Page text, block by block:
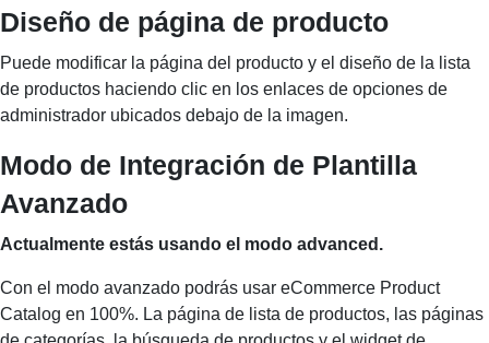
Diseño de página de producto
Puede modificar la página del producto y el diseño de la lista
de productos haciendo clic en los enlaces de opciones de
administrador ubicados debajo de la imagen.
Modo de Integración de Plantilla
Avanzado
Actualmente estás usando el modo advanced.
Con el modo avanzado podrás usar eCommerce Product
Catalog en 100%. La página de lista de productos, las páginas